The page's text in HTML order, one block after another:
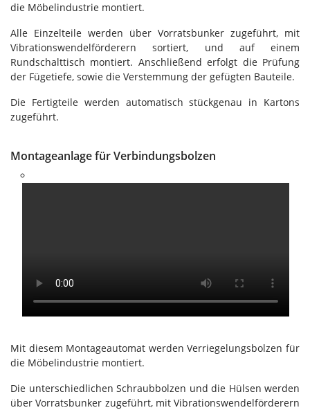
die Möbelindustrie montiert.
Alle Einzelteile werden über Vorratsbunker zugeführt, mit
Vibrationswendelförderern sortiert, und auf einem
Rundschalttisch montiert. Anschließend erfolgt die Prüfung
der Fügetiefe, sowie die Verstemmung der gefügten Bauteile.
Die Fertigteile werden automatisch stückgenau in Kartons
zugeführt.
Montageanlage für Verbindungsbolzen
Mit diesem Montageautomat werden Verriegelungsbolzen für
die Möbelindustrie montiert.
Die unterschiedlichen Schraubbolzen und die Hülsen werden
über Vorratsbunker zugeführt, mit Vibrationswendelförderern